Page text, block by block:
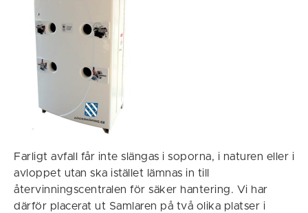
Farligt avfall får inte slängas i soporna, i naturen eller i
avloppet utan ska istället lämnas in till
återvinningscentralen för säker hantering. Vi har
därför placerat ut Samlaren på två olika platser i